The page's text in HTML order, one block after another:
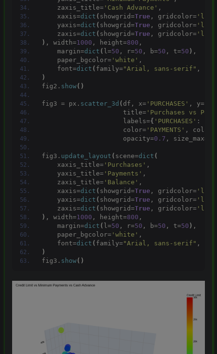
    zaxis_title=
'Cash Advance' ,
    xaxis=
dict ( showgrid=True , gridcolor=
    yaxis=
dict ( showgrid=True , gridcolor=
    zaxis=
dict ( showgrid=True , gridcolor=
) , width=1000 , height=800 ,
    margin=
dict ( l=50 , r=50 , b=50 , t=50 ) ,
    paper_bgcolor=
'white' ,
    font=
dict ( family="Arial, sans-serif" ,
)
fig2. show()
fig3 = px. scatter_3d ( df, x= 'PURCHASES' , y=
                     title=
'Purchases vs
                     labels=
{ 'PURCHASES' :
                     color=
'PAYMENTS' ,
                     opacity=
0.7 , size_max=
fig3. update_layout ( scene=dict (
    xaxis_title=
'Purchases' ,
    yaxis_title=
'Payments' ,
    zaxis_title=
'Balance' ,
    xaxis=
dict ( showgrid=True , gridcolor=
    yaxis=
dict ( showgrid=True , gridcolor=
    zaxis=
dict ( showgrid=True , gridcolor=
) , width=1000 , height=800 ,
    margin=
dict ( l=50 , r=50 , b=50 , t=50 ) ,
    paper_bgcolor=
'white' ,
    font=
dict ( family="Arial, sans-serif" ,
)
fig3. show()